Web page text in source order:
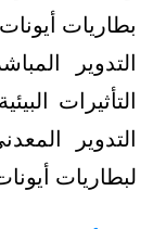
بطاريات
التدوير
التأثيرات
التدوير
لبطاريات